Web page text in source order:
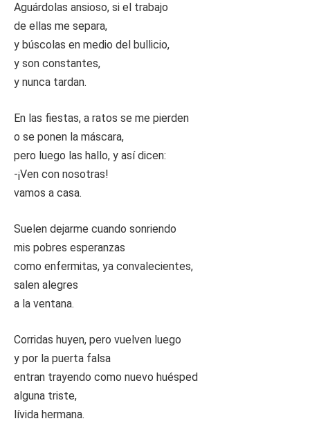
Aguárdolas ansioso, si el trabajo
de ellas me separa,
y búscolas en medio del bullicio,
y son constantes,
y nunca tardan.
En las fiestas, a ratos se me pierden
o se ponen la máscara,
pero luego las hallo, y así dicen:
-¡Ven con nosotras!
vamos a casa.
Suelen dejarme cuando sonriendo
mis pobres esperanzas
como enfermitas, ya convalecientes,
salen alegres
a la ventana.
Corridas huyen, pero vuelven luego
y por la puerta falsa
entran trayendo como nuevo huésped
alguna triste,
lívida hermana.